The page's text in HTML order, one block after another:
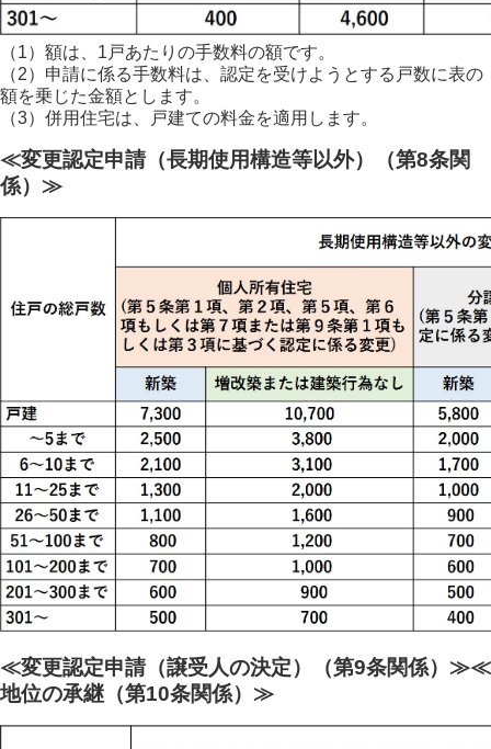
（1）額は、1戸あたりの手数料の額です。
（2）申請に係る手数料は、認定を受けようとする戸数に表の
額を乗じた金額とします。
（3）併用住宅は、戸建ての料金を適用します。
≪変更認定申請（長期使用構造等以外）（第8条関
係）≫
≪変更認定申請（譲受人の決定）（第9条関係）≫≪
地位の承継（第10条関係）≫